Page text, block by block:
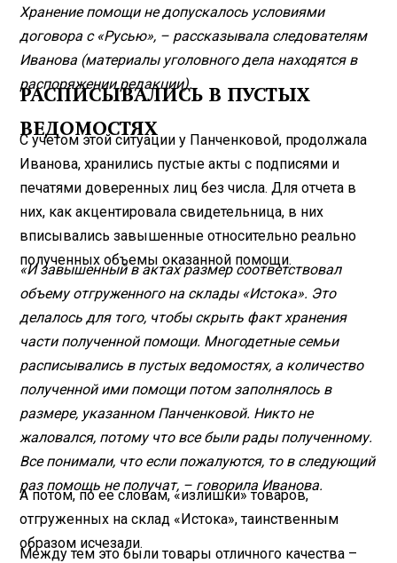
Хранение помощи не допускалось условиями
договора с «Русью», – рассказывала следователям
Иванова (материалы уголовного дела находятся в
распоряжении редакции).
РАСПИСЫВАЛИСЬ В ПУСТЫХ
ВЕДОМОСТЯХ
С учетом этой ситуации у Панченковой, продолжала
Иванова, хранились пустые акты с подписями и
печатями доверенных лиц без числа. Для отчета в
них, как акцентировала свидетельница, в них
вписывались завышенные относительно реально
полученных объемы оказанной помощи.
«И завышенный в актах размер соответствовал
объему отгруженного на склады «Истока». Это
делалось для того, чтобы скрыть факт хранения
части полученной помощи. Многодетные семьи
расписывались в пустых ведомостях, а количество
полученной ими помощи потом заполнялось в
размере, указанном Панченковой. Никто не
жаловался, потому что все были рады полученному.
Все понимали, что если пожалуются, то в следующий
раз помощь не получат, – говорила Иванова.
А потом, по ее словам, «излишки» товаров,
отгруженных на склад «Истока», таинственным
образом исчезали.
Между тем это были товары отличного качества –